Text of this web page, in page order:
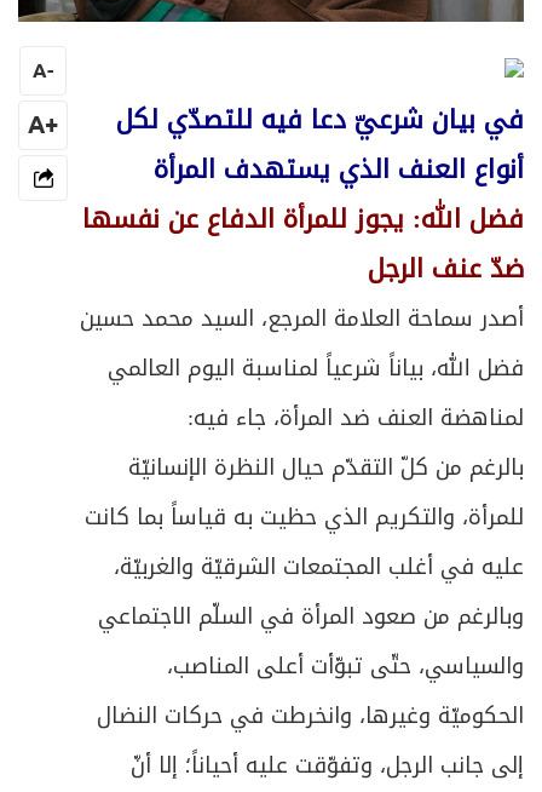
في بيان شرعيّ دعا فيه للتصدّي لكل
أنواع العنف الذي يستهدف المرأة
فضل الله: يجوز للمرأة الدفاع عن نفسها
ضدّ عنف الرجل
أصدر سماحة العلامة المرجع، السيد محمد حسين
فضل الله، بياناً شرعياً لمناسبة اليوم العالمي
لمناهضة العنف ضد المرأة، جاء فيه:
بالرغم من كلّ التقدّم حيال النظرة الإنسانيّة
للمرأة، والتكريم الذي حظيت به قياساً بما كانت
عليه في أغلب المجتمعات الشرقيّة والغربيّة،
وبالرغم من صعود المرأة في السلّم الاجتماعي
والسياسي، حتّى تبوّأت أعلى المناصب،
الحكوميّة وغيرها، وانخرطت في حركات النضال
إلى جانب الرجل، وتفوّقت عليه أحياناً؛ إلا أنّ
-
A
+A